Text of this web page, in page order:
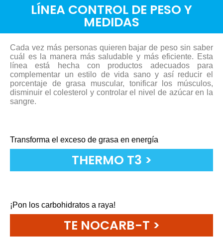
LÍNEA CONTROL DE PESO Y
MEDIDAS
Cada vez más personas quieren bajar de peso sin saber
cuál es la manera más saludable y más eficiente. Esta
línea está hecha con productos adecuados para
complementar un estilo de vida sano y así reducir el
porcentaje de grasa muscular, tonificar los músculos,
disminuir el colesterol y controlar el nivel de azúcar en la
sangre.
Transforma el exceso de grasa en energíaㅤㅤㅤㅤㅤㅤㅤㅤㅤ
THERMO T3 >
¡Pon los carbohidratos a raya!ㅤㅤㅤㅤㅤㅤㅤㅤㅤㅤㅤㅤㅤㅤㅤ
TE NOCARB-T >